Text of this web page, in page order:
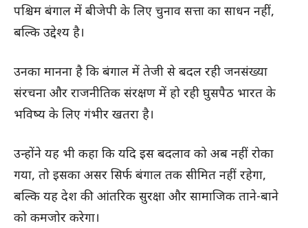
पश्चिम बंगाल में बीजेपी के लिए चुनाव सत्ता का साधन नहीं,
बल्कि उद्देश्य है।
उनका मानना है कि बंगाल में तेजी से बदल रही जनसंख्या
संरचना और राजनीतिक संरक्षण में हो रही घुसपैठ भारत के
भविष्य के लिए गंभीर खतरा है।
उन्होंने यह भी कहा कि यदि इस बदलाव को अब नहीं रोका
गया, तो इसका असर सिर्फ बंगाल तक सीमित नहीं रहेगा,
बल्कि यह देश की आंतरिक सुरक्षा और सामाजिक ताने-बाने
को कमजोर करेगा।